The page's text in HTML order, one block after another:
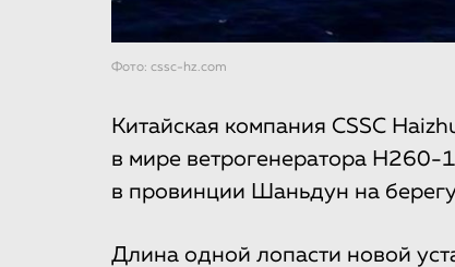
Фото: cssc-hz.com
Китайская компания CSSC
в мире ветрогенератора H260-
в провинции Шаньдун на
Длина одной лопасти новой